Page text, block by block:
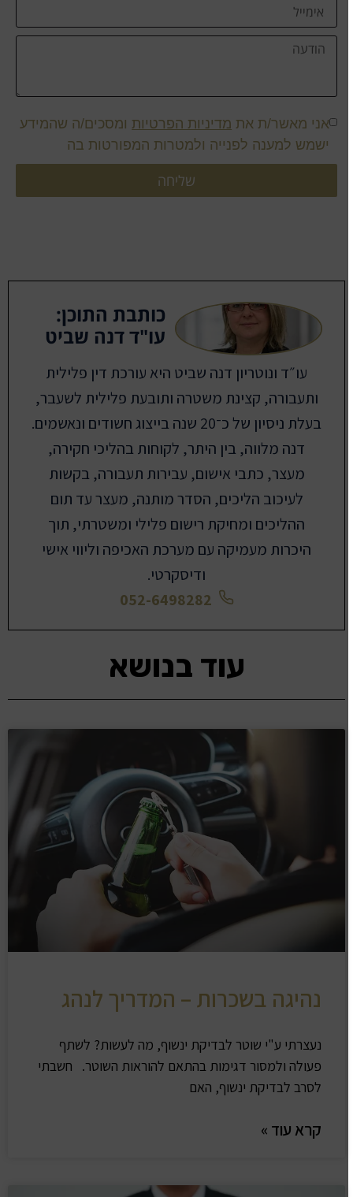
אני מאשר/ת אתמדיניות הפרטיותומסכים/ה שהמידע
ישמש למענה לפנייה ולמטרות המפורטות בה
שליחה
כותבת התוכן:
עו"ד דנה שביט
עו״ד ונוטריון דנה שביט היא עורכת דין פלילית
ותעבורה, קצינת משטרה ותובעת פלילית לשעבר,
בעלת ניסיון של כ־20 שנה בייצוג חשודים ונאשמים.
דנה מלווה, בין היתר, לקוחות בהליכי חקירה,
מעצר, כתבי אישום, עבירות תעבורה, בקשות
לעיכוב הליכים, הסדר מותנה, מעצר עד תום
ההליכים ומחיקת רישום פלילי ומשטרתי, תוך
היכרות מעמיקה עם מערכת האכיפה וליווי אישי
ודיסקרטי.
052-6498282
עוד בנושא
נהיגה בשכרות – המדריך לנהג
נעצרתי ע"י שוטר לבדיקת ינשוף, מה לעשות? לשתף
פעולה ולמסור דגימות בהתאם להוראות השוטר. חשבתי
לסרב לבדיקת ינשוף, האם
קרא עוד »